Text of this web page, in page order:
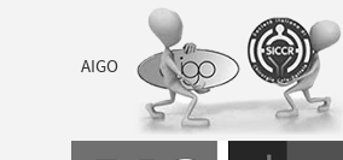
AIGO